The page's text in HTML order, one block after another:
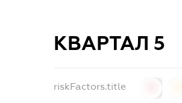
КВАРТАЛ 5
riskFactors.title